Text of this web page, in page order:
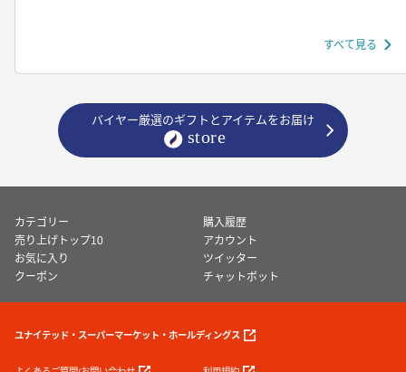
すべて見る
バイヤー厳選のギフトとアイテムをお届け
カテゴリー
購入履歴
売り上げトップ10
アカウント
お気に入り
ツイッター
クーポン
チャットボット
ユナイテッド・スーパーマーケット・ホールディングス